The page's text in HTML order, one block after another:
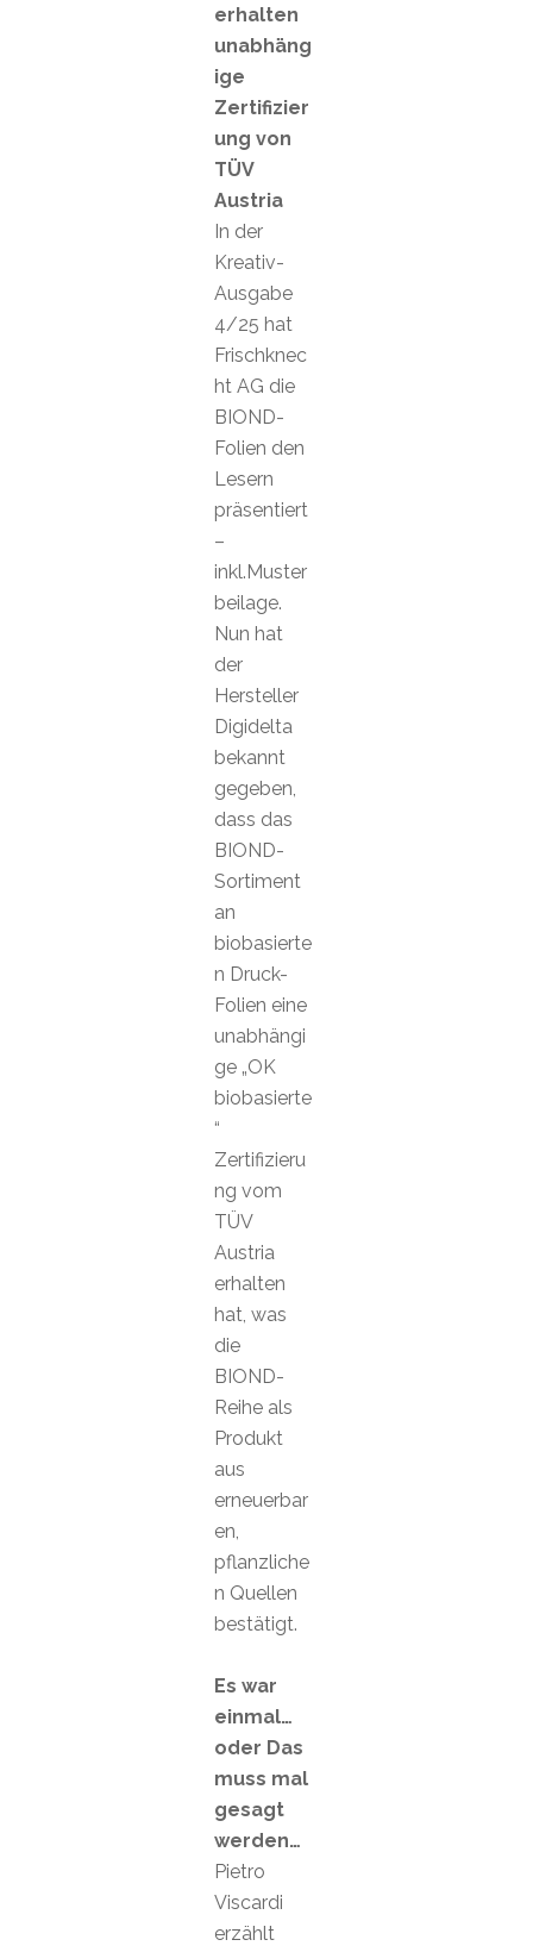
erhalten
unabhäng
ige
Zertifizier
ung von
TÜV
Austria
In der
Kreativ-
Ausgabe
4/25 hat
Frischknec
ht AG die
BIOND-
Folien den
Lesern
präsentiert
–
inkl.Muster
beilage.
Nun hat
der
Hersteller
Digidelta
bekannt
gegeben,
dass das
BIOND-
Sortiment
an
biobasierte
n Druck-
Folien eine
unabhängi
ge „OK
biobasierte
“
Zertifizieru
ng vom
TÜV
Austria
erhalten
hat, was
die
BIOND-
Reihe als
Produkt
aus
erneuerbar
en,
pflanzliche
n Quellen
bestätigt.
Es war
einmal…
oder Das
muss mal
gesagt
werden…
Pietro
Viscardi
erzählt